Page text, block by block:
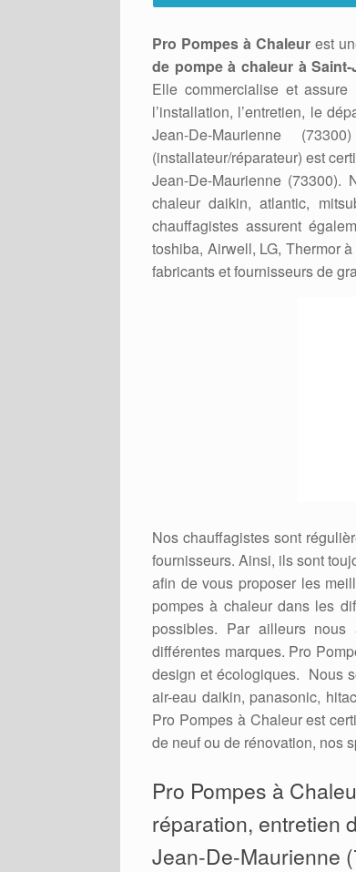
Pro Pompes à Chaleur est
de pompe à chaleur à Saint-
Elle commercialise et
l’installation, l’entretien, le
Jean-De-Maurienne
(installateur/réparateur) est
Jean-De-Maurienne (73300).
chaleur daikin, atlantic,
chauffagistes assurent
toshiba, Airwell, LG, Thermor
fabricants et fournisseurs de
Nos chauffagistes sont
fournisseurs. Ainsi, ils sont
afin de vous proposer les
pompes à chaleur dans les
possibles. Par ailleurs
différentes marques. Pro
design et écologiques. Nous
air-eau daikin, panasonic,
Pro Pompes à Chaleur est
de neuf ou de rénovation, nos
Pro Pompes à
réparation, entretien
Jean-De-Maurienne